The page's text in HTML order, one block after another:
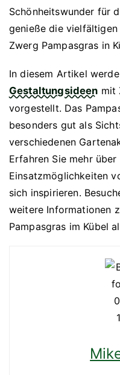
Schönheitswunder für
genieße die
Zwerg Pampasgras in
In diesem Artikel
Gestaltungsideen mit
vorgestellt. Das
besonders gut als
verschiedenen
Erfahren Sie mehr
Einsatzmöglichkeiten
sich inspirieren.
weitere Informationen
Pampasgras im Kübel